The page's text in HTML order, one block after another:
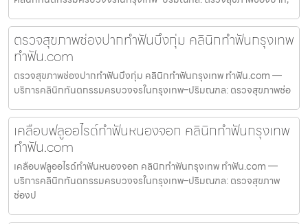
ตรวจสุขภาพช่องปากทำฟันบึงกุ่ม คลินิกทำฟันกรุงเทพ
ทำฟัน.com
ตรวจสุขภาพช่องปากทำฟันบึงกุ่ม คลินิกทำฟันกรุงเทพ ทำฟัน.com —
บริการคลินิกทันตกรรมครบวงจรในกรุงเทพ–ปริมณฑล: ตรวจสุขภาพช่อ
เคลือบฟลูออไรด์ทำฟันหนองจอก คลินิกทำฟันกรุงเทพ
ทำฟัน.com
เคลือบฟลูออไรด์ทำฟันหนองจอก คลินิกทำฟันกรุงเทพ ทำฟัน.com —
บริการคลินิกทันตกรรมครบวงจรในกรุงเทพ–ปริมณฑล: ตรวจสุขภาพ
ช่องป